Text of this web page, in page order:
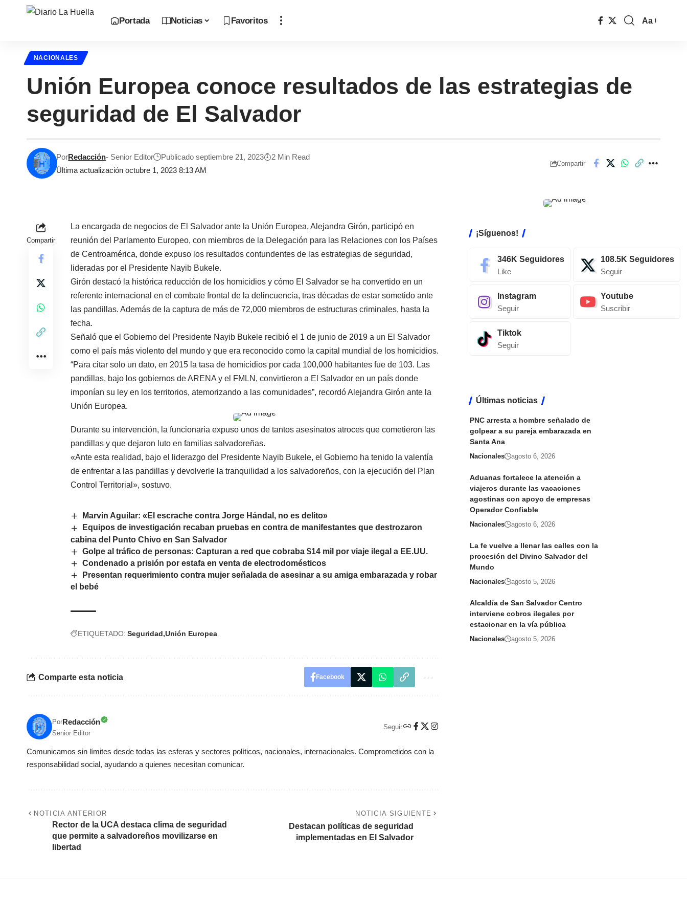
Portada Noticias Favoritos Aa
NACIONALES
Unión Europea conoce resultados de las estrategias de
seguridad de El Salvador
Última actualización octubre 1, 2023 8:13 AM
PorRedacción- Senior Editor Publicado septiembre 21, 2023 2 Min Read
Compartir
Compartir
La encargada de negocios de El Salvador ante la Unión Europea, Alejandra Girón, participó en
reunión del Parlamento Europeo, con miembros de la Delegación para las Relaciones con los Países
de Centroamérica, donde expuso los resultados contundentes de las estrategias de seguridad,
lideradas por el Presidente Nayib Bukele.
Girón destacó la histórica reducción de los homicidios y cómo El Salvador se ha convertido en un
referente internacional en el combate frontal de la delincuencia, tras décadas de estar sometido ante
las pandillas. Además de la captura de más de 72,000 miembros de estructuras criminales, hasta la
fecha.
Señaló que el Gobierno del Presidente Nayib Bukele recibió el 1 de junio de 2019 a un El Salvador
como el país más violento del mundo y que era reconocido como la capital mundial de los homicidios.
“Para citar solo un dato, en 2015 la tasa de homicidios por cada 100,000 habitantes fue de 103. Las
pandillas, bajo los gobiernos de ARENA y el FMLN, convirtieron a El Salvador en un país donde
imponían su ley en los territorios, atemorizando a las comunidades”, recordó Alejandra Girón ante la
Unión Europea.
Durante su intervención, la funcionaria expuso unos de tantos asesinatos atroces que cometieron las
pandillas y que dejaron luto en familias salvadoreñas.
«Ante esta realidad, bajo el liderazgo del Presidente Nayib Bukele, el Gobierno ha tenido la valentía
de enfrentar a las pandillas y devolverle la tranquilidad a los salvadoreños, con la ejecución del Plan
Control Territorial», sostuvo.
Marvin Aguilar: «El escrache contra Jorge Hándal, no es delito»
Equipos de investigación recaban pruebas en contra de manifestantes que destrozaron
cabina del Punto Chivo en San Salvador
Golpe al tráfico de personas: Capturan a red que cobraba $14 mil por viaje ilegal a EE.UU.
Condenado a prisión por estafa en venta de electrodomésticos
Presentan requerimiento contra mujer señalada de asesinar a su amiga embarazada y robar
el bebé
ETIQUETADO: Seguridad Unión Europea
Comparte esta noticia Facebook
PorRedacción
Senior Editor
Seguir
Comunicamos sin límites desde todas las esferas y sectores políticos, nacionales, internacionales. Comprometidos con la
responsabilidad social, ayudando a quienes necesitan comunicar.
NOTICIA ANTERIOR
Rector de la UCA destaca clima de seguridad
que permite a salvadoreños movilizarse en
libertad
NOTICIA SIGUIENTE
Destacan políticas de seguridad
implementadas en El Salvador
¡Síguenos!
346K Seguidores
Like
108.5K Seguidores
Seguir
Instagram
Seguir
Youtube
Suscribir
Tiktok
Seguir
Últimas noticias
PNC arresta a hombre señalado de
golpear a su pareja embarazada en
Santa Ana
Nacionales agosto 6, 2026
Aduanas fortalece la atención a
viajeros durante las vacaciones
agostinas con apoyo de empresas
Operador Confiable
Nacionales agosto 6, 2026
La fe vuelve a llenar las calles con la
procesión del Divino Salvador del
Mundo
Nacionales agosto 5, 2026
Alcaldía de San Salvador Centro
interviene cobros ilegales por
estacionar en la vía pública
Nacionales agosto 5, 2026